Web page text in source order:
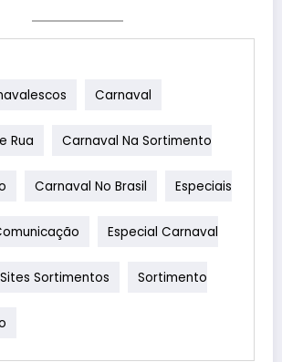
Carnaval
Rua Carnaval Na Sortimento
Carnaval No Brasil Especiais
Especial Carnaval
Sites Sortimentos Sortimento